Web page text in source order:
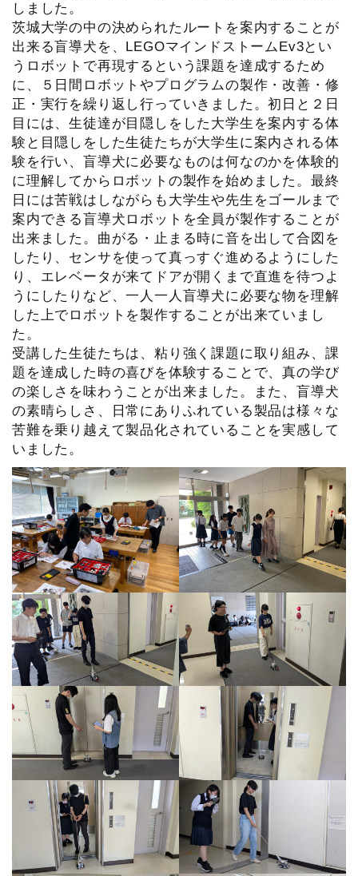
しました。
茨城大学の中の決められたルートを案内することが
出来る盲導犬を、LEGOマインドストームEv3とい
うロボットで再現するという課題を達成するため
に、５日間ロボットやプログラムの製作・改善・修
正・実行を繰り返し行っていきました。初日と２日
目には、生徒達が目隠しをした大学生を案内する体
験と目隠しをした生徒たちが大学生に案内される体
験を行い、盲導犬に必要なものは何なのかを体験的
に理解してからロボットの製作を始めました。最終
日には苦戦はしながらも大学生や先生をゴールまで
案内できる盲導犬ロボットを全員が製作することが
出来ました。曲がる・止まる時に音を出して合図を
したり、センサを使って真っすぐ進めるようにした
り、エレベータが来てドアが開くまで直進を待つよ
うにしたりなど、一人一人盲導犬に必要な物を理解
した上でロボットを製作することが出来ていまし
た。
受講した生徒たちは、粘り強く課題に取り組み、課
題を達成した時の喜びを体験することで、真の学び
の楽しさを味わうことが出来ました。また、盲導犬
の素晴らしさ、日常にありふれている製品は様々な
苦難を乗り越えて製品化されていることを実感して
いました。